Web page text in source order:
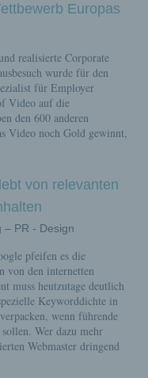
Europas
realisierte Corporate
wurde für den
für Employer
Video auf die
den 600 anderen
Video noch Gold gewinnt,
von relevanten
– PR - Design
pfeifen es die
von den internetten
muss heutzutage deutlich
Keyworddichte in
wenn führende
Wer dazu mehr
Webmaster dringend